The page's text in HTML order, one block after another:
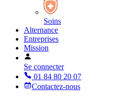
Soins
Alternance
Entreprises
Mission
Se connecter
01 84 80 20 07
Contactez-nous